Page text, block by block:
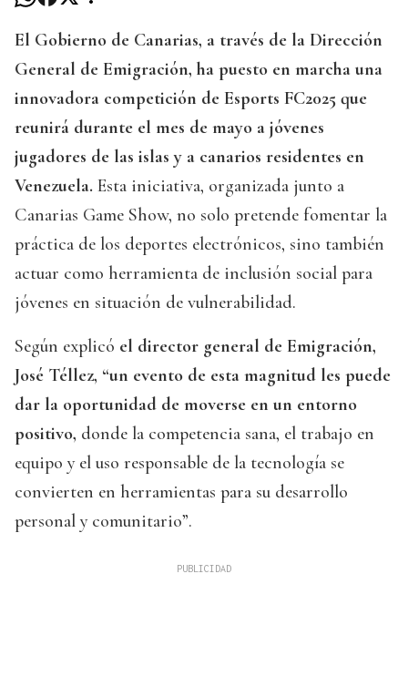
El Gobierno de Canarias, a través de la Dirección
General de Emigración, ha puesto en marcha una
innovadora competición de Esports FC2025 que
reunirá durante el mes de mayo a jóvenes
jugadores de las islas y a canarios residentes en
Venezuela. Esta iniciativa, organizada junto a
Canarias Game Show, no solo pretende fomentar la
práctica de los deportes electrónicos, sino también
actuar como herramienta de inclusión social para
jóvenes en situación de vulnerabilidad.
Según explicó el director general de Emigración,
José Téllez, “un evento de esta magnitud les puede
dar la oportunidad de moverse en un entorno
positivo, donde la competencia sana, el trabajo en
equipo y el uso responsable de la tecnología se
convierten en herramientas para su desarrollo
personal y comunitario”.